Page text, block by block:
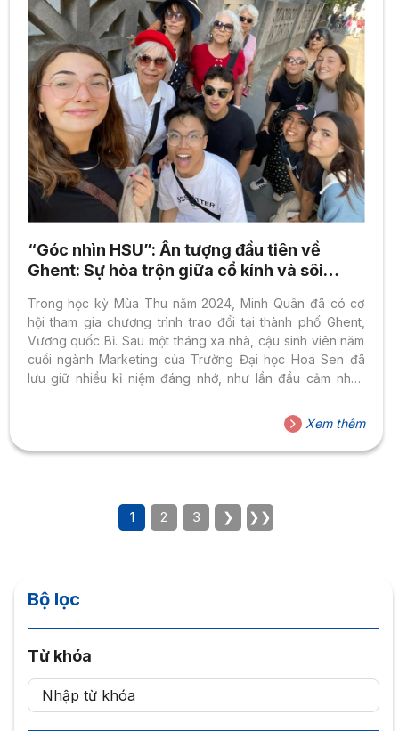
“Góc nhìn HSU”: Ấn tượng đầu tiên về
Ghent: Sự hòa trộn giữa cổ kính và sôi
Trong học kỳ Mùa Thu năm 2024, Minh Quân đã có cơ
hội tham gia chương trình trao đổi tại thành phố Ghent,
Vương quốc Bỉ. Sau một tháng xa nhà, cậu sinh viên năm
cuối ngành Marketing của Trường Đại học Hoa Sen đã
lưu giữ nhiều kỉ niệm đáng nhớ, như lần đầu cảm nhận
Bordeaux (Pháp). Thành phố Ghent về đêm Thành phố
dành cho sinh viên Thành phố Ghent để lại trong Minh
Quân nhiều cảm xúc đặc biệt. Không khí trong lành và...
Xem thêm
1 2 3 ❯ ❯❯
Bộ lọc
Từ khóa